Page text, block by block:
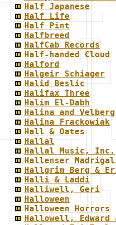
Half Japanese
Half Life
Half Pint
Halfbreed
HalfCab Records
Half-handed Cloud
Halford
Halgeir Schiager
Halid Beslic
Halifax Three
Halim El-Dabh
Halina and Velberg
Halina Frackowiak
Hall & Oates
Hallal
Hallal Music, Inc.
Hallenser
Hallgrim Berg &
Halli & Laddi
Halliwell, Geri
Halloween
Halloween Horrors
Hallowell, Edward